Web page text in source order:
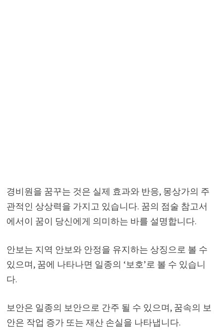
경비원을 꿈꾸는 것은 실제 효과와 반응, 몽상가의 주
관적인 상상력을 가지고 있습니다. 꿈의 점술 참고서
에서이 꿈이 당신에게 의미하는 바를 설명합니다.
안보는 지역 안보와 안정을 유지하는 상징으로 볼 수
있으며, 꿈에 나타나면 일종의 ‘보호’로 볼 수 있습니
다.
보안은 일종의 보안으로 간주 될 수 있으며, 꿈속의 보
안은 작업 증가 또는 재산 손실을 나타냅니다.